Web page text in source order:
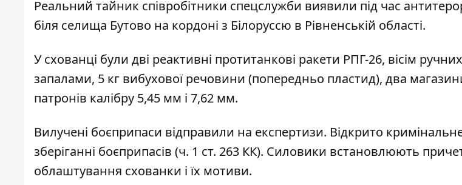
Реальний тайник співробітники спецслужби виявили під час
біля селища Бутово на кордоні з Білоруссю в Рівненській області.
У схованці були дві реактивні протитанкові ракети РПГ-26, вісім
запалами, 5 кг вибухової речовини (попередньо пластид), два
патронів калібру 5,45 мм і 7,62 мм.
Вилучені боєприпаси відправили на експертизи. Відкрито
зберіганні боєприпасів (ч. 1 ст. 263 КК). Силовики встановлюють
облаштування схованки і їх мотиви.